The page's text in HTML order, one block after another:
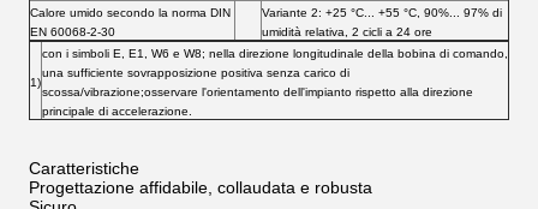
Calore umido secondo la norma DIN
EN 60068-2-30
Variante 2: +25 °C... +55 °C, 90%... 97% di
umidità relativa, 2 cicli a 24 ore
1)
con i simboli E, E1, W6 e W8; nella direzione longitudinale della bobina di comando,
una sufficiente sovrapposizione positiva senza carico di
scossa/vibrazione;osservare l'orientamento dell'impianto rispetto alla direzione
principale di accelerazione.
Caratteristiche
Progettazione affidabile, collaudata e robusta